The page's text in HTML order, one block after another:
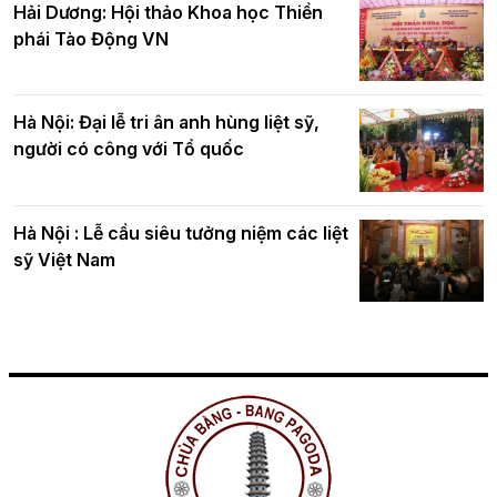
Hải Dương: Hội thảo Khoa học Thiền
phái Tào Động VN
Hà Nội: Đại lễ tri ân anh hùng liệt sỹ,
người có công với Tổ quốc
Hà Nội : Lễ cầu siêu tưởng niệm các liệt
sỹ Việt Nam